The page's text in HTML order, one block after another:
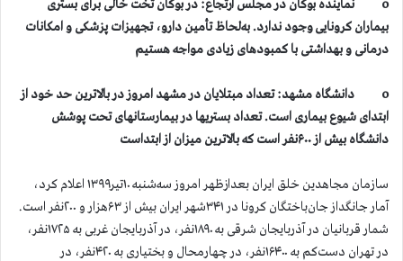
o نماینده بوکان در مجلس ارتجاع: در بوکان تخت خالی برای بستری
بیماران کرونایی وجود ندارد. به‌لحاظ تأمین دارو، تجهیزات پزشکی و امکانات
درمانی و بهداشتی با کمبودهای زیادی مواجه هستیم
o دانشگاه مشهد: تعداد مبتلایان در مشهد امروز در بالاترین حد خود از
ابتدای شیوع بیماری است. تعداد بستریها در بیمارستانهای تحت پوشش
دانشگاه بیش از ۶۰۰نفر است که بالاترین میزان از ابتداست
سازمان مجاهدین خلق ایران بعدازظهر امروز سه‌شنبه ۱۰تیر۱۳۹۹ اعلام کرد،
آمار جانگداز جان‌باختگان کرونا در ۳۴۱شهر ایران بیش از ۶۳هزار و ۲۰۰نفر است.
شمار قربانیان در آذربایجان شرقی به ۱۸۹۰نفر، در آذربایجان غربی به ۱۷۲۵نفر،
در تهران دست‌کم به ۱۶۴۰۰نفر، در چهارمحال و بختیاری به ۴۲۰نفر، در